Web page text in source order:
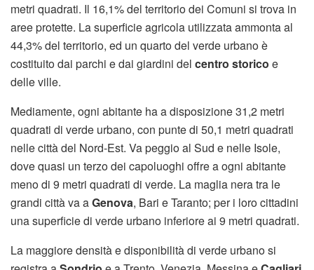
metri quadrati. Il 16,1% del territorio dei Comuni si trova in
aree protette. La superficie agricola utilizzata ammonta al
44,3% del territorio, ed un quarto del verde urbano è
costituito dai parchi e dai giardini del centro storico e
delle ville.
Mediamente, ogni abitante ha a disposizione 31,2 metri
quadrati di verde urbano, con punte di 50,1 metri quadrati
nelle città del Nord-Est. Va peggio al Sud e nelle Isole,
dove quasi un terzo dei capoluoghi offre a ogni abitante
meno di 9 metri quadrati di verde. La maglia nera tra le
grandi città va aGenova, Bari e Taranto; per i loro cittadini
una superficie di verde urbano inferiore ai 9 metri quadrati.
La maggiore densità e disponibilità di verde urbano si